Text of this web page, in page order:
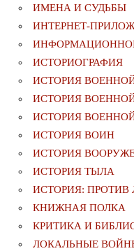
ИМЕНА И СУДЬБЫ
ИНТЕРНЕТ-
ИСТОРИОГРАФИЯ
ИСТОРИЯ
ИСТОРИЯ
ИСТОРИЯ
ИСТОРИЯ ВОИН
ИСТОРИЯ
ИСТОРИЯ ТЫЛА
ИСТОРИЯ: ПРОТИВ
КНИЖНАЯ ПОЛКА
КРИТИКА И
ЛОКАЛЬНЫЕ